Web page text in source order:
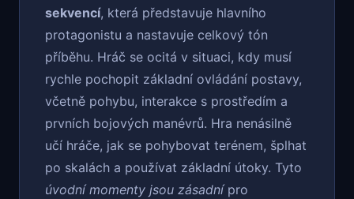
sekvencí, která představuje hlavního
protagonistu a nastavuje celkový tón
příběhu. Hráč se ocitá v situaci, kdy musí
rychle pochopit základní ovládání postavy,
včetně pohybu, interakce s prostředím a
prvních bojových manévrů. Hra nenásilně
učí hráče, jak se pohybovat terénem, šplhat
po skalách a používat základní útoky. Tyto
úvodní momenty jsou zásadnípro